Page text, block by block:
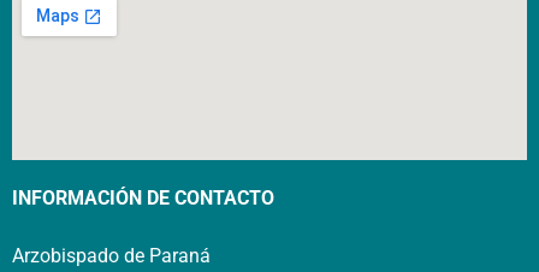
INFORMACIÓN DE CONTACTO
Arzobispado de Paraná